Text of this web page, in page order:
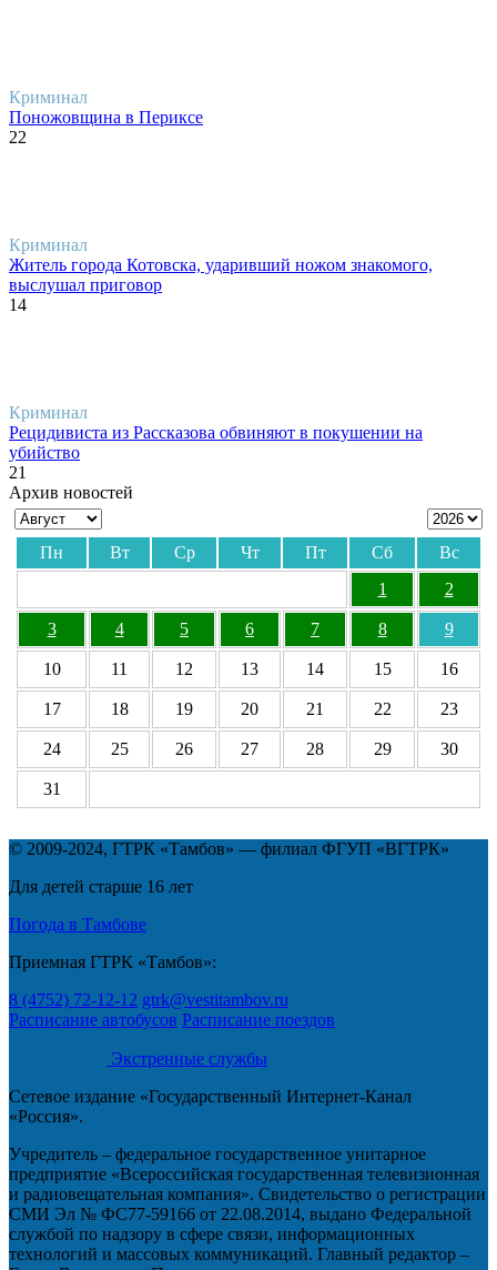
Криминал
Поножовщина в Периксе
22
Криминал
Житель города Котовска, ударивший ножом знакомого,
выслушал приговор
14
Криминал
Рецидивиста из Рассказова обвиняют в покушении на
убийство
21
Архив новостей
Пн Вт Ср Чт Пт Сб
Вс
1
2
3 4 5 6 7 8 9
10 11 12 13 14 15 16
17 18 19 20 21 22 23
24 25 26 27 28 29 30
31
© 2009-2024, ГТРК «Тамбов» — филиал ФГУП «ВГТРК»
Для детей старше 16 лет
Погода в Тамбове
Приемная ГТРК «Тамбов»:
8 (4752) 72-12-12 gtrk@vestitambov.ru
Расписание автобусов Расписание поездов
Экстренные службы
Сетевое издание «Государственный Интернет-Канал
«Россия».
Учредитель – федеральное государственное унитарное
предприятие «Всероссийская государственная телевизионная
и радиовещательная компания». Свидетельство о регистрации
СМИ Эл № ФС77-59166 от 22.08.2014, выдано Федеральной
службой по надзору в сфере связи, информационных
технологий и массовых коммуникаций. Главный редактор –